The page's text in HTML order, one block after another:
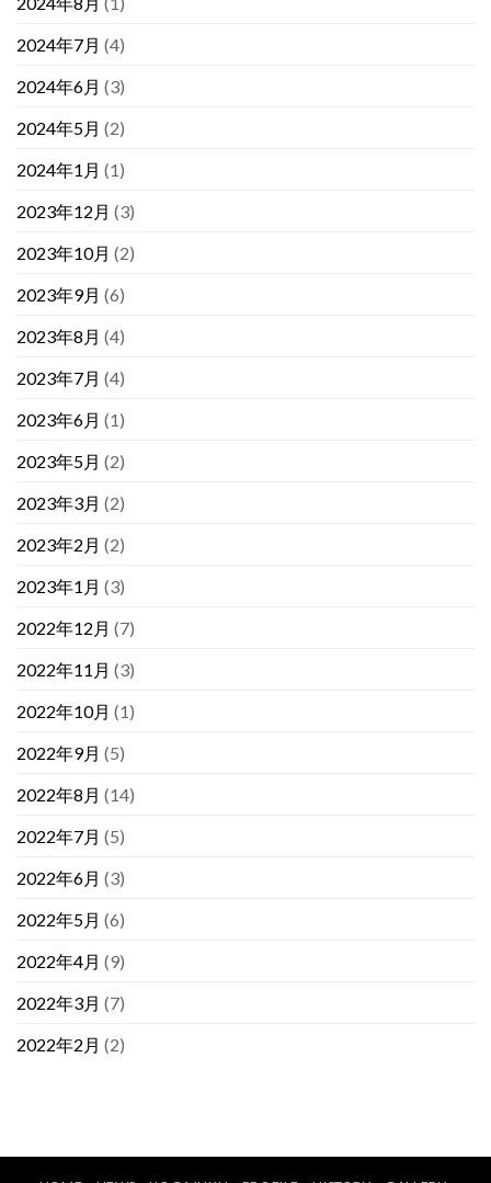
2024年7月 (4)
2024年6月 (3)
2024年5月 (2)
2024年1月 (1)
2023年12月 (3)
2023年10月 (2)
2023年9月 (6)
2023年8月 (4)
2023年7月 (4)
2023年6月 (1)
2023年5月 (2)
2023年3月 (2)
2023年2月 (2)
2023年1月 (3)
2022年12月 (7)
2022年11月 (3)
2022年10月 (1)
2022年9月 (5)
2022年8月 (14)
2022年7月 (5)
2022年6月 (3)
2022年5月 (6)
2022年4月 (9)
2022年3月 (7)
2022年2月 (2)